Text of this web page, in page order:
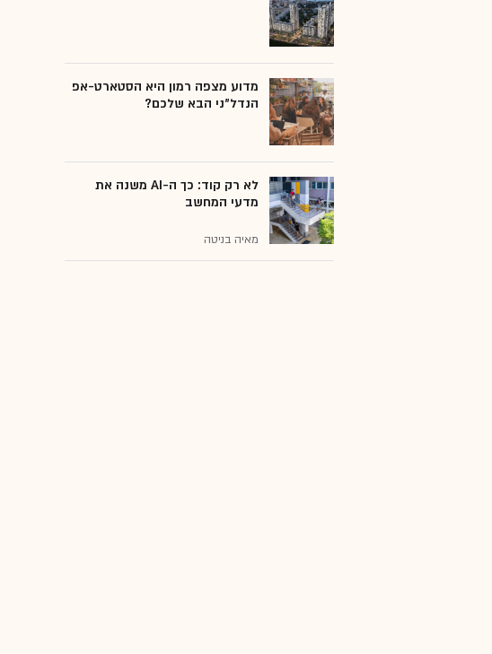
מדוע מצפה רמון היא הסטארט-אפ
הנדל"ני הבא שלכם?
לא רק קוד: כך ה-AI משנה את
מדעי המחשב
מאיה בניטה